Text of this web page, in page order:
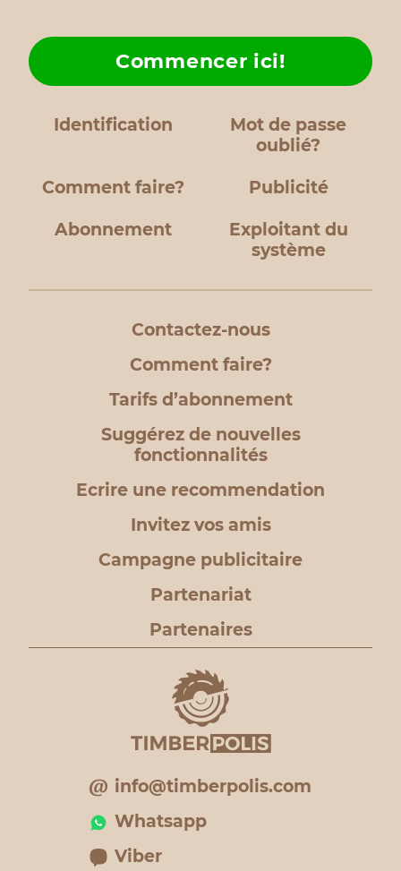
Identification
Mot de passe
oublié?
Comment faire?
Commencer ici!
Publicité
Abonnement
Exploitant du
système
Contactez-nous
Comment faire?
Tarifs d’abonnement
Suggérez de nouvelles
fonctionnalités
Ecrire une recommendation
Invitez vos amis
Campagne publicitaire
Partenariat
Partenaires
info@timberpolis.com
Whatsapp
Viber